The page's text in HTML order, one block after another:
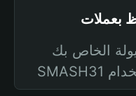
الخاص بك